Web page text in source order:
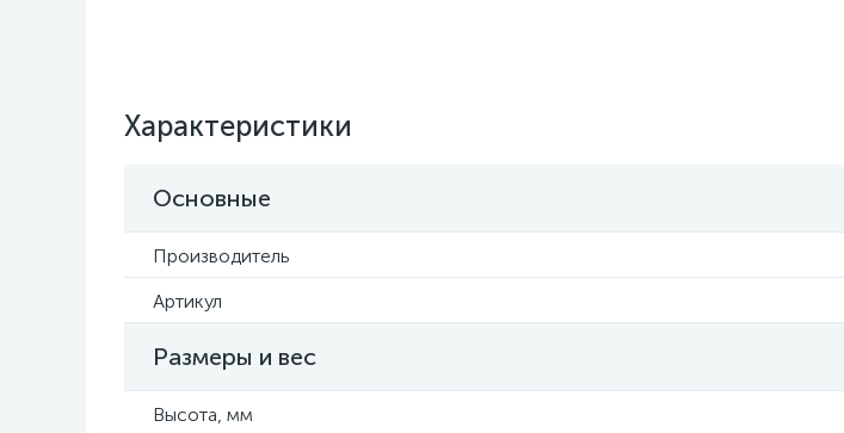
Характеристики
Основные
Производитель
Артикул
Размеры и вес
Высота, мм